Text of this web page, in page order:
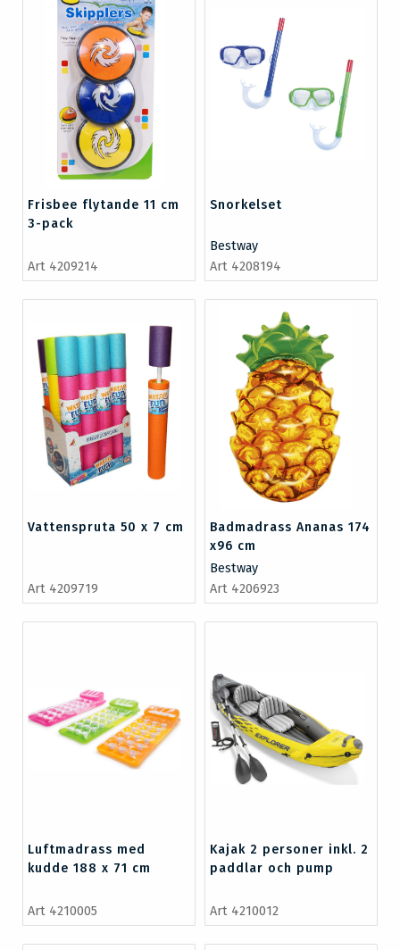
Frisbee flytande 11 cm
3-pack
Art 4209214
Snorkelset
Bestway
Art 4208194
Vattenspruta 50 x 7 cm
Art 4209719
Badmadrass Ananas 174
x96 cm
Bestway
Art 4206923
Luftmadrass med
kudde 188 x 71 cm
Art 4210005
Kajak 2 personer inkl. 2
paddlar och pump
Art 4210012